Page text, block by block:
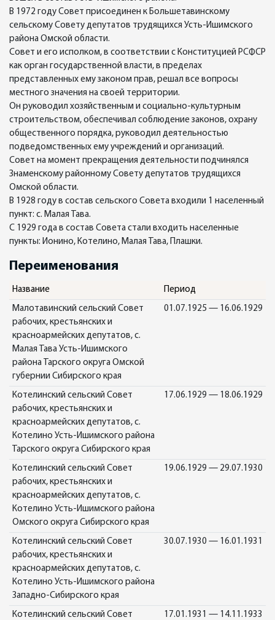
В 1972 году Совет присоединен к Большетавинскому
сельскому Совету депутатов трудящихся Усть-Ишимского
района Омской области.
Совет и его исполком, в соответствии с Конституцией РСФСР
как орган государственной власти, в пределах
представленных ему законом прав, решал все вопросы
местного значения на своей территории.
Он руководил хозяйственным и социально-культурным
строительством, обеспечивал соблюдение законов, охрану
общественного порядка, руководил деятельностью
подведомственных ему учреждений и организаций.
Совет на момент прекращения деятельности подчинялся
Знаменскому районному Совету депутатов трудящихся
Омской области.
В 1928 году в состав сельского Совета входили 1 населенный
пункт: с. Малая Тава.
С 1929 года в состав Совета стали входить населенные
пункты: Ионино, Котелино, Малая Тава, Плашки.
Переименования
Название Период
Малотавинский сельский Совет
рабочих, крестьянских и
красноармейских депутатов, с.
Малая Тава Усть-Ишимского
района Тарского округа Омской
губернии Сибирского края
01.07.1925 — 16.06.1929
Котелинский сельский Совет
рабочих, крестьянских и
красноармейских депутатов, с.
Котелино Усть-Ишимского района
Тарского округа Сибирского края
17.06.1929 — 18.06.1929
Котелинский сельский Совет
рабочих, крестьянских и
красноармейских депутатов, с.
Котелино Усть-Ишимского района
Омского округа Сибирского края
19.06.1929 — 29.07.1930
Котелинский сельский Совет
рабочих, крестьянских и
красноармейских депутатов, с.
Котелино Усть-Ишимского района
Западно-Сибирского края
30.07.1930 — 16.01.1931
Котелинский сельский Совет
17.01.1931 — 14.11.1933